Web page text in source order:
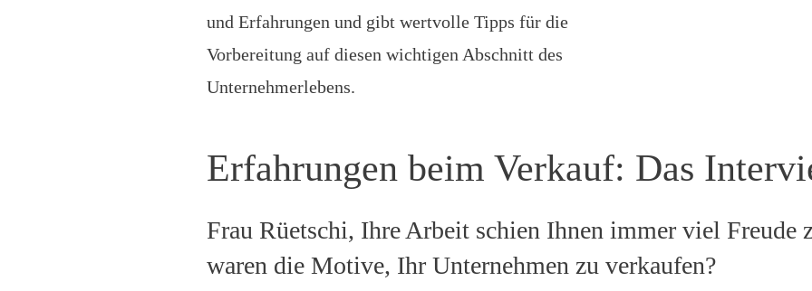
und Erfahrungen und gibt wertvolle Tipps für die
Vorbereitung auf diesen wichtigen Abschnitt des
Unternehmerlebens.
Erfahrungen beim Verkauf: Das
Frau Rüetschi, Ihre Arbeit schien Ihnen immer viel Freude
waren die Motive, Ihr Unternehmen zu verkaufen?